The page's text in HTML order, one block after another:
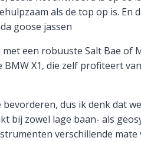
als de top op is. En
goose jassen
een robuuste Salt Bae of
X1, die zelf profiteert
dus ik denk dat
bij zowel lage baan- als
verschillende